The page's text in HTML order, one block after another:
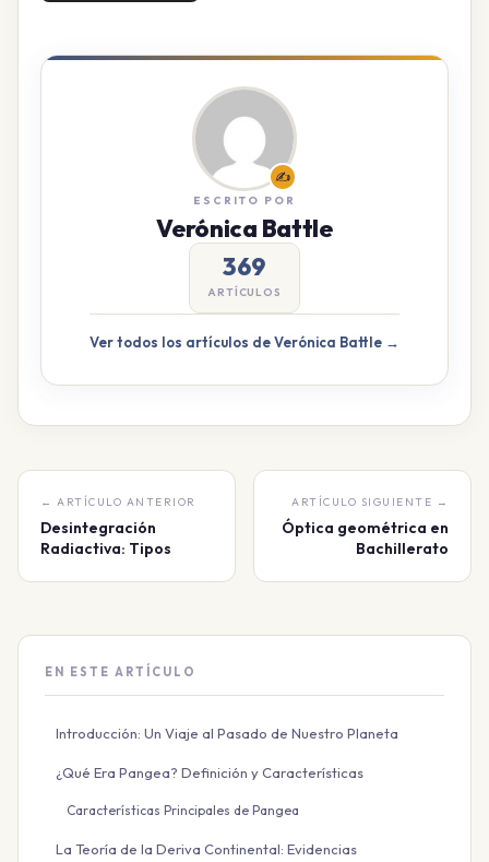
✍️
ESCRITO POR
Verónica Battle
369
ARTÍCULOS
Ver todos los artículos de Verónica Battle →
← ARTÍCULO ANTERIOR
Desintegración
Radiactiva: Tipos
ARTÍCULO SIGUIENTE →
Óptica geométrica en
Bachillerato
EN ESTE ARTÍCULO
Introducción: Un Viaje al Pasado de Nuestro Planeta
¿Qué Era Pangea? Definición y Características
Características Principales de Pangea
La Teoría de la Deriva Continental: Evidencias